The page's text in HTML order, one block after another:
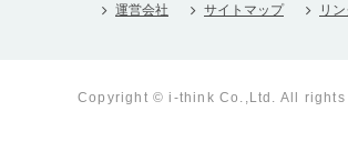
運営会社 サイトマップ リ
Copyright © i-think Co.,Ltd. All rights